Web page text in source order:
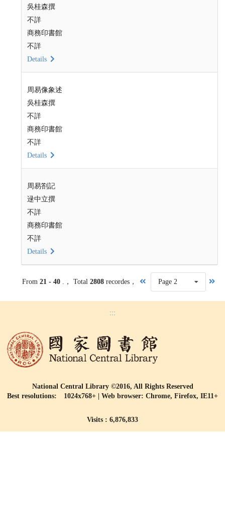
吳桂森撰
不詳
商務印書館
不詳
Details
周易像象述
吳桂森撰
不詳
商務印書館
不詳
Details
周易劄記
逯中立撰
不詳
商務印書館
不詳
Details
From 21 - 40 .， Total 2808recordes， Page 2
:::
National Central Library ©2016, All Rights Reserved
Best resolutions: 1024x768+ | Web browser: Chrome, Firefox, IE11+
Visits : 6,876,833